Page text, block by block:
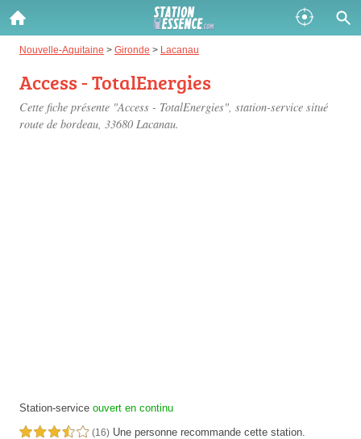
Nouvelle-Aquitaine > Gironde > Lacanau
Access - TotalEnergies
Cette fiche présente "Access - TotalEnergies", station-service situé
route de bordeau, 33680 Lacanau.
Station-service ouvert en continu
3,5 étoiles sur 5 (16) Une personne recommande cette station.
Gazole :
Disponible
SP 98 :